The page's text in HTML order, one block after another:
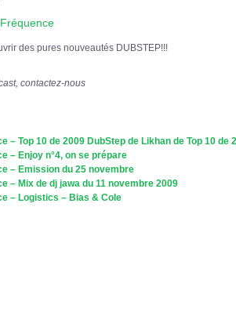
des pures nouveautés DUBSTEP!!!
contactez-nous
– Top 10 de 2009 DubStep de Likhan de Top 10 de
– Enjoy n°4, on se prépare
– Emission du 25 novembre
– Mix de dj jawa du 11 novembre 2009
– Logistics – Bias & Cole